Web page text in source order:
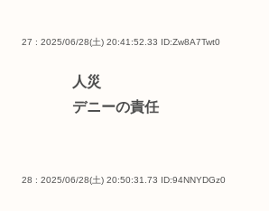
27 : 2025/06/28(土) 20:41:52.33 ID:Zw8A7Twt0
人災
デニーの責任
28 : 2025/06/28(土) 20:50:31.73 ID:94NNYDGz0